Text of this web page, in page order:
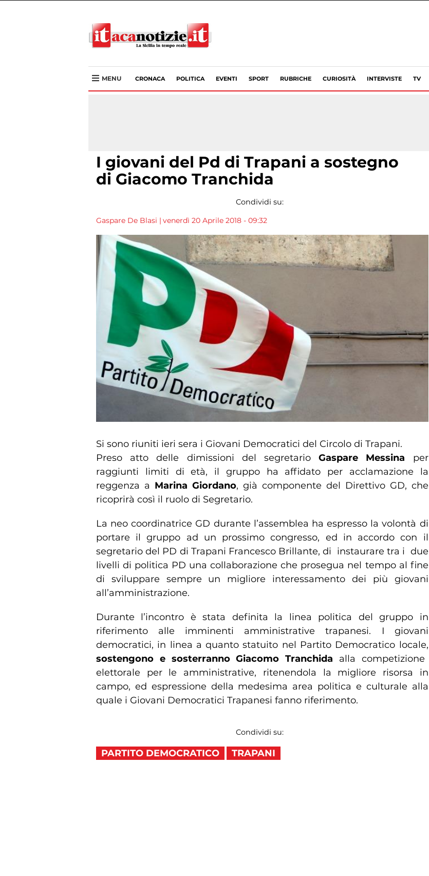
MENU CRONACA POLITICA EVENTI SPORT RUBRICHE CURIOSITÀ INTERVISTE TV
I giovani del Pd di Trapani a sostegno
di Giacomo Tranchida
Condividi su:
Gaspare De Blasi | venerdì 20 Aprile 2018 - 09:32
Si sono riuniti ieri sera i Giovani Democratici del Circolo di Trapani.
Preso atto delle dimissioni del segretarioGaspare Messina per
raggiunti limiti di età, il gruppo ha affidato per acclamazione la
reggenza a Marina Giordano, già componente del Direttivo GD, che
ricoprirà così il ruolo di Segretario.
La neo coordinatrice GD durante l’assemblea ha espresso la volontà di
portare il gruppo ad un prossimo congresso, ed in accordo con il
segretario del PD di Trapani Francesco Brillante, di instaurare tra i due
livelli di politica PD una collaborazione che prosegua nel tempo al fine
di sviluppare sempre un migliore interessamento dei più giovani
all’amministrazione.
Durante l’incontro è stata definita la linea politica del gruppo in
riferimento alle imminenti amministrative trapanesi. I giovani
democratici, in linea a quanto statuito nel Partito Democratico locale,
sostengono e sosterranno Giacomo Tranchida alla competizione
elettorale per le amministrative, ritenendola la migliore risorsa in
campo, ed espressione della medesima area politica e culturale alla
quale i Giovani Democratici Trapanesi fanno riferimento.
Condividi su:
PARTITO DEMOCRATICO TRAPANI